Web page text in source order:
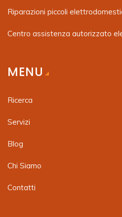
Riparazioni piccoli
Centro assistenza autorizzato
MENU
Ricerca
Servizi
Blog
Chi Siamo
Contatti